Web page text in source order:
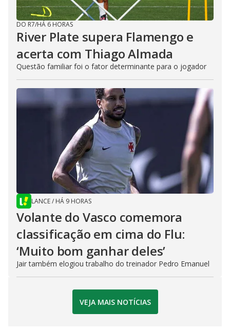
DO R7/HÁ 6 HORAS
River Plate supera Flamengo e
acerta com Thiago Almada
Questão familiar foi o fator determinante para o jogador
LANCE/ HÁ 9 HORAS
Volante do Vasco comemora
classificação em cima do Flu:
‘Muito bom ganhar deles’
Jair também elogiou trabalho do treinador Pedro Emanuel
VEJA MAIS NOTÍCIAS